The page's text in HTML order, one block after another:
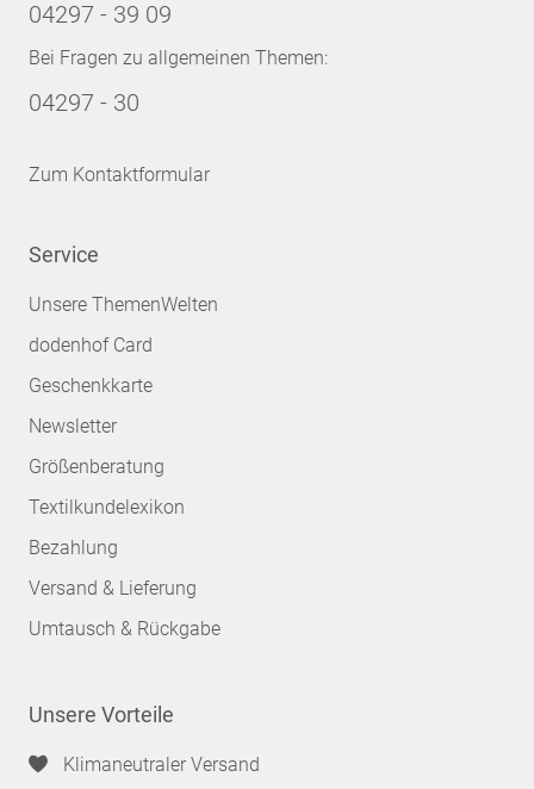
04297 - 39 09
Bei Fragen zu allgemeinen Themen:
04297 - 30
Zum Kontaktformular
Service
Unsere ThemenWelten
dodenhof Card
Geschenkkarte
Newsletter
Größenberatung
Textilkundelexikon
Bezahlung
Versand & Lieferung
Umtausch & Rückgabe
Unsere Vorteile
Klimaneutraler Versand